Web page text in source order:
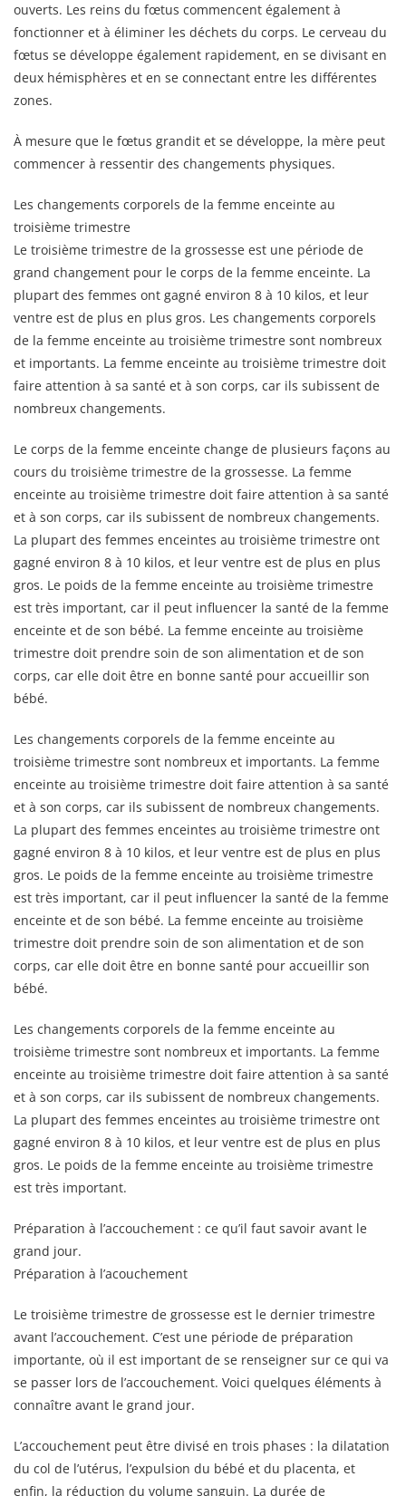
ouverts. Les reins du fœtus commencent également à
fonctionner et à éliminer les déchets du corps. Le cerveau du
fœtus se développe également rapidement, en se divisant en
deux hémisphères et en se connectant entre les différentes
zones.
À mesure que le fœtus grandit et se développe, la mère peut
commencer à ressentir des changements physiques.
Les changements corporels de la femme enceinte au
troisième trimestre
Le troisième trimestre de la grossesse est une période de
grand changement pour le corps de la femme enceinte. La
plupart des femmes ont gagné environ 8 à 10 kilos, et leur
ventre est de plus en plus gros. Les changements corporels
de la femme enceinte au troisième trimestre sont nombreux
et importants. La femme enceinte au troisième trimestre doit
faire attention à sa santé et à son corps, car ils subissent de
nombreux changements.
Le corps de la femme enceinte change de plusieurs façons au
cours du troisième trimestre de la grossesse. La femme
enceinte au troisième trimestre doit faire attention à sa santé
et à son corps, car ils subissent de nombreux changements.
La plupart des femmes enceintes au troisième trimestre ont
gagné environ 8 à 10 kilos, et leur ventre est de plus en plus
gros. Le poids de la femme enceinte au troisième trimestre
est très important, car il peut influencer la santé de la femme
enceinte et de son bébé. La femme enceinte au troisième
trimestre doit prendre soin de son alimentation et de son
corps, car elle doit être en bonne santé pour accueillir son
bébé.
Les changements corporels de la femme enceinte au
troisième trimestre sont nombreux et importants. La femme
enceinte au troisième trimestre doit faire attention à sa santé
et à son corps, car ils subissent de nombreux changements.
La plupart des femmes enceintes au troisième trimestre ont
gagné environ 8 à 10 kilos, et leur ventre est de plus en plus
gros. Le poids de la femme enceinte au troisième trimestre
est très important, car il peut influencer la santé de la femme
enceinte et de son bébé. La femme enceinte au troisième
trimestre doit prendre soin de son alimentation et de son
corps, car elle doit être en bonne santé pour accueillir son
bébé.
Les changements corporels de la femme enceinte au
troisième trimestre sont nombreux et importants. La femme
enceinte au troisième trimestre doit faire attention à sa santé
et à son corps, car ils subissent de nombreux changements.
La plupart des femmes enceintes au troisième trimestre ont
gagné environ 8 à 10 kilos, et leur ventre est de plus en plus
gros. Le poids de la femme enceinte au troisième trimestre
est très important.
Préparation à l’accouchement : ce qu’il faut savoir avant le
grand jour.
Préparation à l’acouchement
Le troisième trimestre de grossesse est le dernier trimestre
avant l’accouchement. C’est une période de préparation
importante, où il est important de se renseigner sur ce qui va
se passer lors de l’accouchement. Voici quelques éléments à
connaître avant le grand jour.
L’accouchement peut être divisé en trois phases : la dilatation
du col de l’utérus, l’expulsion du bébé et du placenta, et
enfin, la réduction du volume sanguin. La durée de